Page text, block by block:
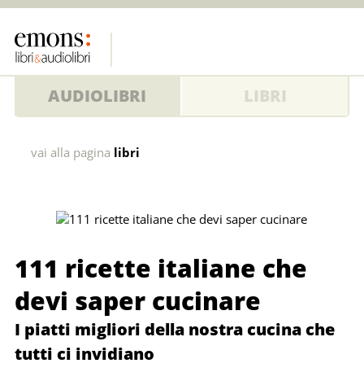
AUDIOLIBRI LIBRI
111
italiane
che
devi
saper
cucinare
vai alla pagina libri
111 ricette italiane che
devi saper cucinare
I piatti migliori della nostra cucina che
tutti ci invidiano